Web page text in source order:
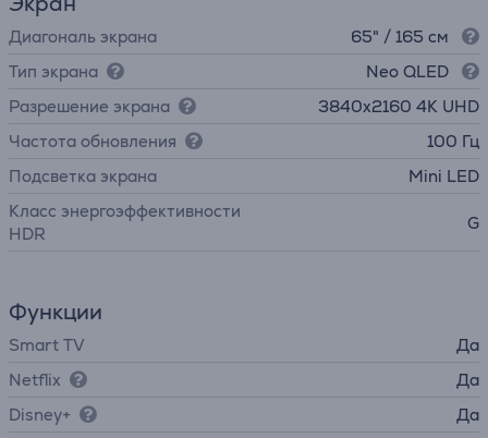
Диагональ экрана
65" / 165 см
Тип экрана
Neo QLED
Разрешение экрана
3840х2160 4K UHD
Частота обновления
100 Гц
Подсветка экрана
Mini LED
Класс энергоэффективности
HDR
G
Функции
Smart TV
Да
Netflix
Да
Disney+
Да